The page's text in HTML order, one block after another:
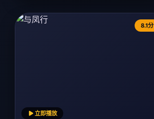
8.1分
立即播放